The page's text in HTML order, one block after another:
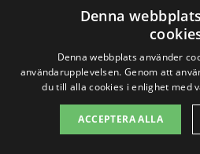
omkringliggande
kvalitativ hjälp med
vara bra att överväga
att få det bästa
service som passar
Denna
Denna webbplats använder
användarupplevelsen. Genom att
du till alla cookies i enlighet med
ACCEPTERA ALLA